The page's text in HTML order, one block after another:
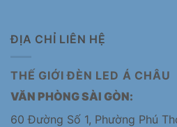
ĐỊA CHỈ LIÊN HỆ
THẾ GIỚI ĐÈN LED Á CHÂU
VĂN PHÒNG SÀI GÒN:
60 Đường Số 1, Phường Phú